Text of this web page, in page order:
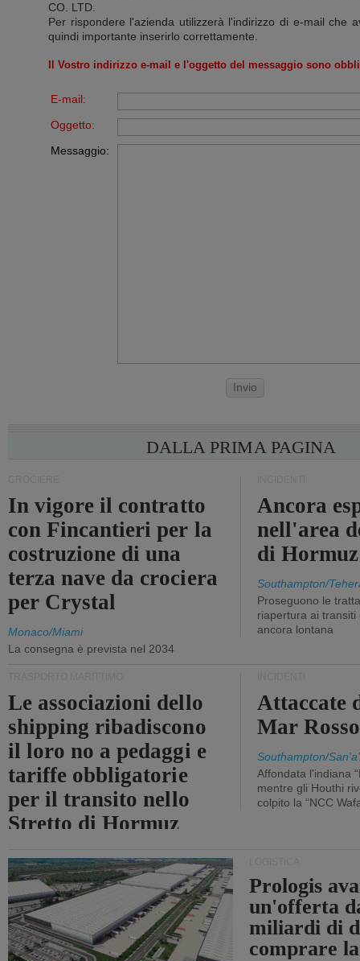
CO. LTD
Per rispondere l'azienda utilizzerà l'indirizzo di e-mail che
quindi importante inserirlo correttamente.
Il Vostro indirizzo e-mail e l'oggetto del messaggio sono
E-mail:
Oggetto:
Messaggio:
Invio
DALLA PRIMA PAGINA
In vigore il contratto
con Fincantieri per la
costruzione di una
terza nave da crociera
per Crystal
Monaco/Miami
La consegna è prevista nel 2034
Ancora
nell'area
di Hormuz
Southampton/
Proseguono le
riapertura ai
ancora lontana
Le associazioni dello
shipping ribadiscono
il loro no a pedaggi e
tariffe obbligatorie
per il transito nello
Stretto di Hormuz
Attaccate
Mar Rosso
Southampton/
Affondata l'indiana
mentre gli Houthi
colpito la “NCC
Prologis
un'offerta
miliardi di
comprare